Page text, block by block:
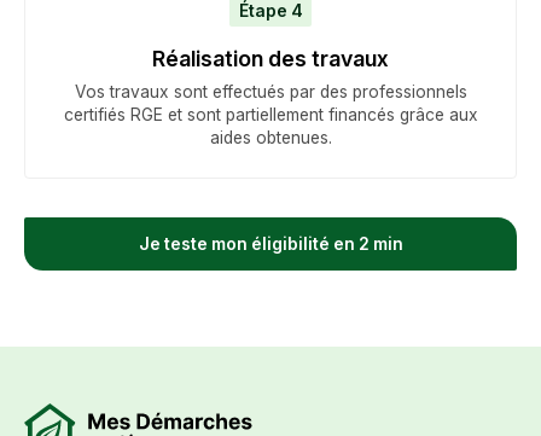
Étape 4
Réalisation des travaux
Vos travaux sont effectués par des professionnels
certifiés RGE et sont partiellement financés grâce aux
aides obtenues.
Je teste mon éligibilité en 2 min